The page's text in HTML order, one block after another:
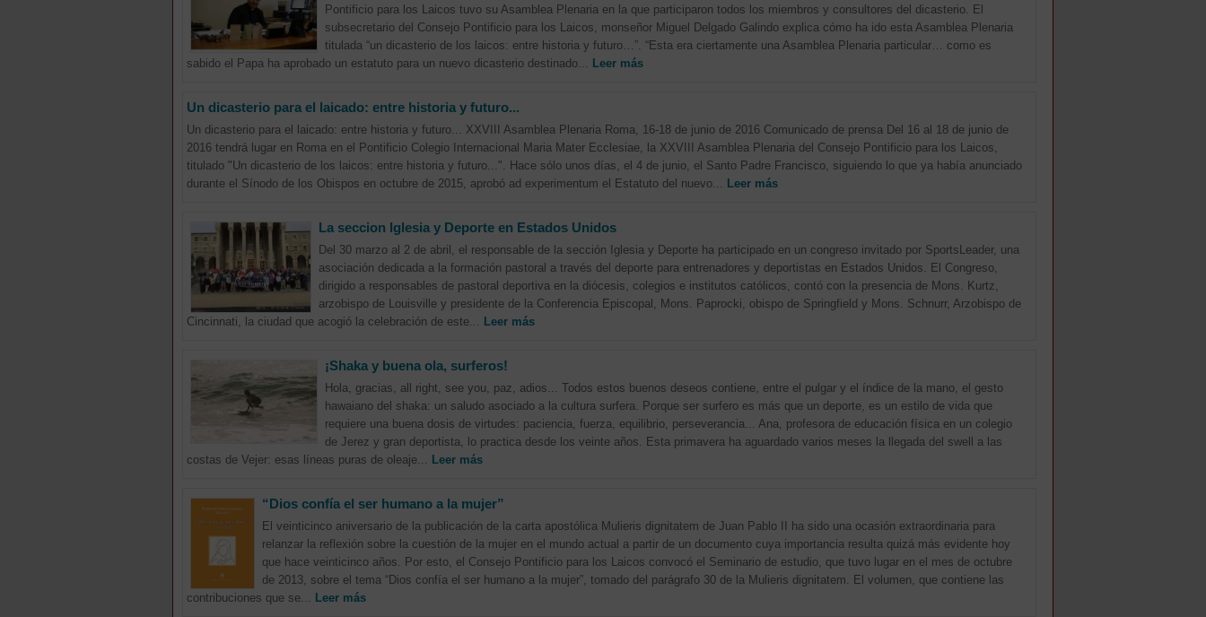
Pontificio para los Laicos tuvo su Asamblea Plenaria en la que participaron todos los miembros y consultores del dicasterio. El
subsecretario del Consejo Pontificio para los Laicos, monseñor Miguel Delgado Galindo explica cómo ha ido esta Asamblea Plenaria
titulada “un dicasterio de los laicos: entre historia y futuro…”. “Esta era ciertamente una Asamblea Plenaria particular… como es
sabido el Papa ha aprobado un estatuto para un nuevo dicasterio destinado... Leer más
Un dicasterio para el laicado: entre historia y futuro...
Un dicasterio para el laicado: entre historia y futuro... XXVIII Asamblea Plenaria Roma, 16-18 de junio de 2016 Comunicado de prensa Del 16 al 18 de junio de
2016 tendrá lugar en Roma en el Pontificio Colegio Internacional Maria Mater Ecclesiae, la XXVIII Asamblea Plenaria del Consejo Pontificio para los Laicos,
titulado "Un dicasterio de los laicos: entre historia y futuro...". Hace sólo unos días, el 4 de junio, el Santo Padre Francisco, siguiendo lo que ya había anunciado
durante el Sínodo de los Obispos en octubre de 2015, aprobó ad experimentum el Estatuto del nuevo... Leer más
La seccion Iglesia y Deporte en Estados Unidos
Del 30 marzo al 2 de abril, el responsable de la sección Iglesia y Deporte ha participado en un congreso invitado por SportsLeader, una
asociación dedicada a la formación pastoral a través del deporte para entrenadores y deportistas en Estados Unidos. El Congreso,
dirigido a responsables de pastoral deportiva en la diócesis, colegios e institutos católicos, contó con la presencia de Mons. Kurtz,
arzobispo de Louisville y presidente de la Conferencia Episcopal, Mons. Paprocki, obispo de Springfield y Mons. Schnurr, Arzobispo de
Cincinnati, la ciudad que acogió la celebración de este... Leer más
¡Shaka y buena ola, surferos!
Hola, gracias, all right, see you, paz, adios... Todos estos buenos deseos contiene, entre el pulgar y el índice de la mano, el gesto
hawaiano del shaka: un saludo asociado a la cultura surfera. Porque ser surfero es más que un deporte, es un estilo de vida que
requiere una buena dosis de virtudes: paciencia, fuerza, equilibrio, perseverancia... Ana, profesora de educación física en un colegio
de Jerez y gran deportista, lo practica desde los veinte años. Esta primavera ha aguardado varios meses la llegada del swell a las
costas de Vejer: esas líneas puras de oleaje... Leer más
“Dios confía el ser humano a la mujer”
El veinticinco aniversario de la publicación de la carta apostólica Mulieris dignitatem de Juan Pablo II ha sido una ocasión extraordinaria para
relanzar la reflexión sobre la cuestión de la mujer en el mundo actual a partir de un documento cuya importancia resulta quizá más evidente hoy
que hace veinticinco años. Por esto, el Consejo Pontificio para los Laicos convocó el Seminario de estudio, que tuvo lugar en el mes de octubre
de 2013, sobre el tema “Dios confía el ser humano a la mujer”, tomado del parágrafo 30 de la Mulieris dignitatem. El volumen, que contiene las
contribuciones que se... Leer más